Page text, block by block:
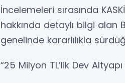
İncelemeleri sırasında
hakkında detaylı bilgi alan
genelinde kararlılıkla
“25 Milyon TL’lik Dev Altyapı